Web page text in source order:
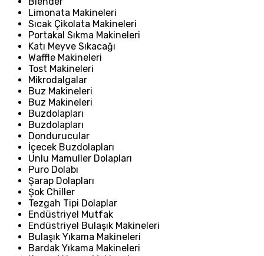
Limonata Makineleri
Sıcak Çikolata Makineleri
Portakal Sıkma Makineleri
Katı Meyve Sıkacağı
Waffle Makineleri
Tost Makineleri
Mikrodalgalar
Buz Makineleri
Buz Makineleri
Buzdolapları
Buzdolapları
Dondurucular
İçecek Buzdolapları
Unlu Mamuller Dolapları
Puro Dolabı
Şarap Dolapları
Şok Chiller
Tezgah Tipi Dolaplar
Endüstriyel Mutfak
Endüstriyel Bulaşık Makineleri
Bulaşık Yıkama Makineleri
Bardak Yıkama Makineleri